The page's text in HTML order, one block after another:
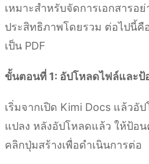
เหมาะสำหรับจัดการเอกสารอย่
ประสิทธิภาพโดยรวม ต่อไปนี้คื
เป็น PDF
ขั้นตอนที่ 1: อัปโหลดไฟล์และป้
เริ่มจากเปิด Kimi Docs แล้วอั
แปลง หลังอัปโหลดแล้ว ให้ป้อ
คลิกปุ่มสร้างเพื่อดำเนินการต่อ